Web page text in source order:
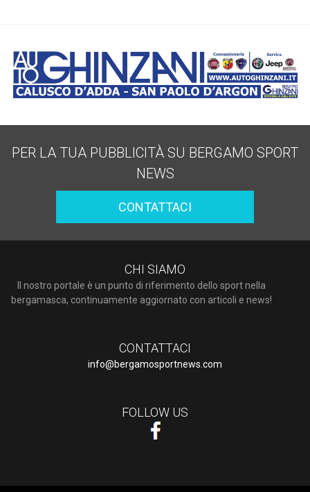
PER LA TUA PUBBLICITÀ SU BERGAMO SPORT
NEWS
CONTATTACI
CHI SIAMO
Il nostro portale è un punto di riferimento dello sport nella
bergamasca, continuamente aggiornato con articoli e news!
CONTATTACI
info@bergamosportnews.com
FOLLOW US